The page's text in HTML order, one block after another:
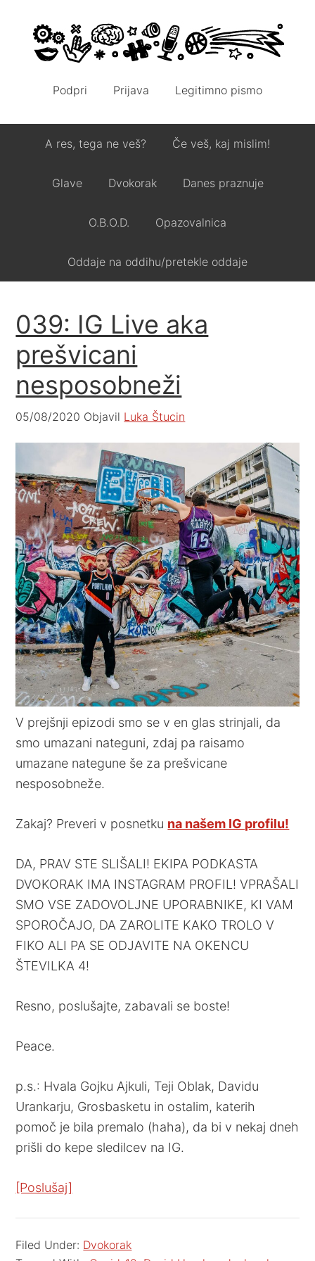
Podpri Prijava Legitimno pismo
A res, tega ne veš? Če veš, kaj mislim!
Glave Dvokorak Danes praznuje
O.B.O.D. Opazovalnica
Oddaje na oddihu/pretekle oddaje
039: IG Live aka
prešvicani
nesposobneži
05/08/2020 Objavil Luka Štucin
V prejšnji epizodi smo se v en glas strinjali, da
smo umazani nateguni, zdaj pa raisamo
umazane nategune še za prešvicane
nesposobneže.
Zakaj? Preveri v posnetku na našem IG profilu!
DA, PRAV STE SLIŠALI! EKIPA PODKASTA
DVOKORAK IMA INSTAGRAM PROFIL! VPRAŠALI
SMO VSE ZADOVOLJNE UPORABNIKE, KI VAM
SPOROČAJO, DA ZAROLITE KAKO TROLO V
FIKO ALI PA SE ODJAVITE NA OKENCU
ŠTEVILKA 4!
Resno, poslušajte, zabavali se boste!
Peace.
p.s.: Hvala Gojku Ajkuli, Teji Oblak, Davidu
Urankarju, Grosbasketu in ostalim, katerih
pomoč je bila premalo (haha), da bi v nekaj dneh
prišli do kepe sledilcev na IG.
[Poslušaj]
Filed Under: Dvokorak